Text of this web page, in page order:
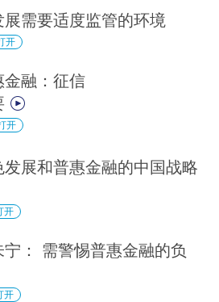
需要适度监管的环境
开
金融：征信
开
展和普惠金融的中国战略
开
宁： 需警惕普惠金融的负
开